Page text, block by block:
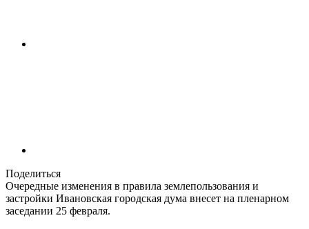
Поделиться
Очередные изменения в правила землепользования и
застройки Ивановская городская дума внесет на пленарном
заседании 25 февраля.